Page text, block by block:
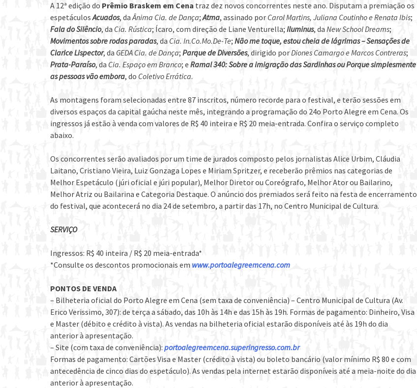
A 12ª edição do Prêmio Braskem em Cena traz dez novos concorrentes neste ano. Disputam a premiação os
espetáculosAcuados, daÂnima Cia. de Dança;Atma, assinado por Carol Martins, Juliana Coutinho e Renata Ibis;
Fala do Silêncio, da Cia. Rústica; Ícaro, com direção de Liane Venturella; Iluminus, da New School Dreams;
Movimentos sobre rodas paradas, da Cia. In.Co.Mo.De-Te; Não me toque, estou cheia de lágrimas – Sensações de
Clarice Lispector, da GEDA Cia. de Dança; Parque de Diversões, dirigido porDiones Camargo e Marcos Contreras;
Prata-Paraíso, da Cia. Espaço em Branco; e Ramal 340: Sobre a imigração das Sardinhas ou Porque simplesmente
as pessoas vão embora, do Coletivo Errática.
As montagens foram selecionadas entre 87 inscritos, número recorde para o festival, e terão sessões em
diversos espaços da capital gaúcha neste mês, integrando a programação do 24o Porto Alegre em Cena. Os
ingressos já estão à venda com valores de R$ 40 inteira e R$ 20 meia-entrada. Confira o serviço completo
abaixo.
Os concorrentes serão avaliados por um time de jurados composto pelos jornalistas Alice Urbim, Cláudia
Laitano, Cristiano Vieira, Luiz Gonzaga Lopes e Miriam Spritzer, e receberão prêmios nas categorias de
Melhor Espetáculo (júri oficial e júri popular), Melhor Diretor ou Coreógrafo, Melhor Ator ou Bailarino,
Melhor Atriz ou Bailarina e Categoria Destaque. O anúncio dos premiados será feito na festa de encerramento
do festival, que acontecerá no dia 24 de setembro, a partir das 17h, no Centro Municipal de Cultura.
SERVIÇO
Ingressos: R$ 40 inteira / R$ 20 meia-entrada*
*Consulte os descontos promocionais em www.portoalegreemcena.com
PONTOS DE VENDA
– Bilheteria oficial do Porto Alegre em Cena (sem taxa de conveniência) – Centro Municipal de Cultura (Av.
Erico Verissimo, 307): de terça a sábado, das 10h às 14h e das 15h às 19h. Formas de pagamento: Dinheiro, Visa
e Master (débito e crédito à vista). As vendas na bilheteria oficial estarão disponíveis até às 19h do dia
anterior à apresentação.
– Site (com taxa de conveniência): portoalegreemcena.superingresso.com.br
Formas de pagamento: Cartões Visa e Master (crédito à vista) ou boleto bancário (valor mínimo R$ 80 e com
antecedência de cinco dias do espetáculo). As vendas pela internet estarão disponíveis até a meia-noite do dia
anterior à apresentação.